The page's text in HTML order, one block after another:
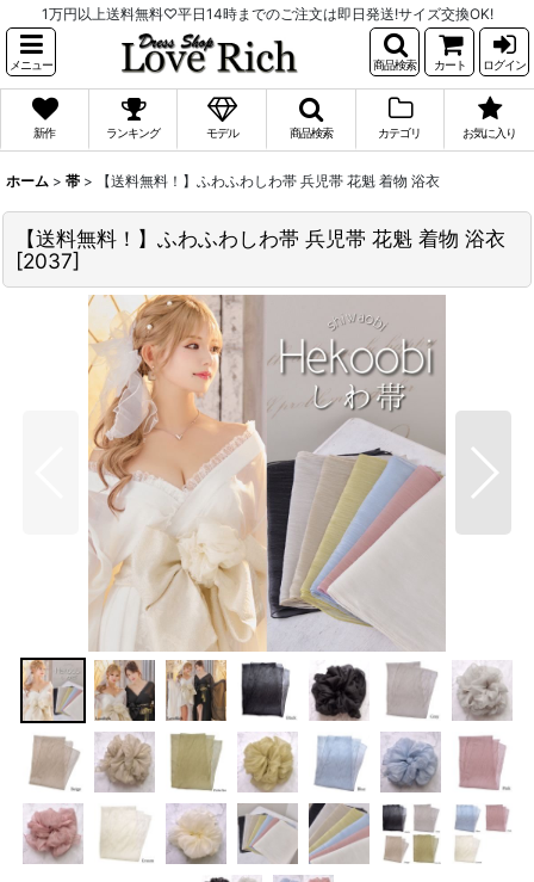
1万円以上送料無料♡平日14時までのご注文は即日発送!サイズ交換OK!
メニュー 商品検索 カート ログイン
新作 ランキング モデル 商品検索 カテゴリ お気に入り
ホーム > 帯 > 【送料無料！】ふわふわしわ帯 兵児帯 花魁 着物 浴衣
【送料無料！】ふわふわしわ帯 兵児帯 花魁 着物 浴衣
[2037]